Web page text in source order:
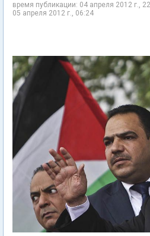
время публикации: 04 апреля 2012 г.,
05 апреля 2012 г., 06:24